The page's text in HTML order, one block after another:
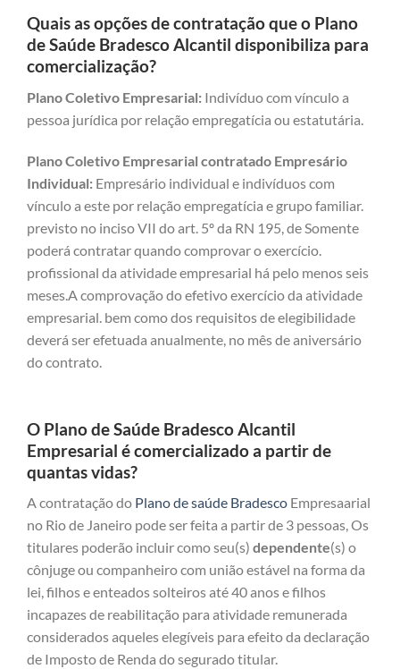
Quais as opções de contratação que o Plano
de Saúde Bradesco Alcantil disponibiliza para
comercialização?
Plano Coletivo Empresarial: Indivíduo com vínculo a
pessoa jurídica por relação empregatícia ou estatutária.
Plano Coletivo Empresarial contratado Empresário
Individual: Empresário individual e indivíduos com
vínculo a este por relação empregatícia e grupo familiar.
previsto no inciso VII do art. 5º da RN 195, de Somente
poderá contratar quando comprovar o exercício.
profissional da atividade empresarial há pelo menos seis
meses.A comprovação do efetivo exercício da atividade
empresarial. bem como dos requisitos de elegibilidade
deverá ser efetuada anualmente, no mês de aniversário
do contrato.
O Plano de Saúde Bradesco Alcantil
Empresarial é comercializado a partir de
quantas vidas?
A contratação do Plano de saúde Bradesco Empresaarial
no Rio de Janeiro pode ser feita a partir de 3 pessoas, Os
titulares poderão incluir como seu(s) dependente(s) o
cônjuge ou companheiro com união estável na forma da
lei, filhos e enteados solteiros até 40 anos e filhos
incapazes de reabilitação para atividade remunerada
considerados aqueles elegíveis para efeito da declaração
de Imposto de Renda do segurado titular.